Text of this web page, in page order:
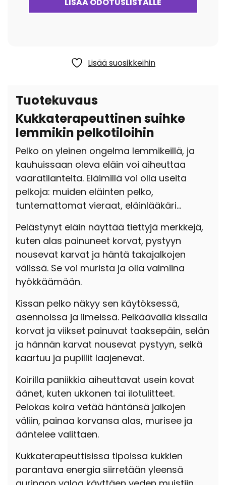
Lisää suosikkeihin
Tuotekuvaus
Kukkaterapeuttinen suihke
lemmikin pelkotiloihin
Pelko on yleinen ongelma lemmikeillä, ja
kauhuissaan oleva eläin voi aiheuttaa
vaaratilanteita. Eläimillä voi olla useita
pelkoja: muiden eläinten pelko,
tuntemattomat vieraat, eläinlääkäri…
Pelästynyt eläin näyttää tiettyjä merkkejä,
kuten alas painuneet korvat, pystyyn
nousevat karvat ja häntä takajalkojen
välissä. Se voi murista ja olla valmiina
hyökkäämään.
Kissan pelko näkyy sen käytöksessä,
asennoissa ja ilmeissä. Pelkäävällä kissalla
korvat ja viikset painuvat taaksepäin, selän
ja hännän karvat nousevat pystyyn, selkä
kaartuu ja pupillit laajenevat.
Koirilla paniikkia aiheuttavat usein kovat
äänet, kuten ukkonen tai ilotulitteet.
Pelokas koira vetää häntänsä jalkojen
väliin, painaa korvansa alas, murisee ja
ääntelee valittaen.
Kukkaterapeuttisissa tipoissa kukkien
parantava energia siirretään yleensä